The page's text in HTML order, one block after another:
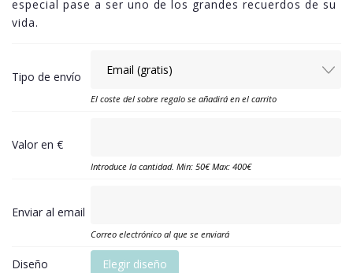
especial pase a ser uno de los grandes recuerdos de su
vida.
Tipo de envío
El coste del sobre regalo se añadirá en el carrito
Valor en €
Introduce la cantidad. Min: 50€ Max: 400€
Enviar al email
Correo electrónico al que se enviará
Diseño Elegir diseño